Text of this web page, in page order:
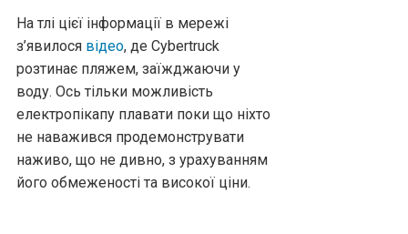
На тлі цієї інформації в мережі
з’явилося відео, де Cybertruck
розтинає пляжем, заїжджаючи у
воду. Ось тільки можливість
електропікапу плавати поки що ніхто
не наважився продемонструвати
наживо, що не дивно, з урахуванням
його обмеженості та високої ціни.